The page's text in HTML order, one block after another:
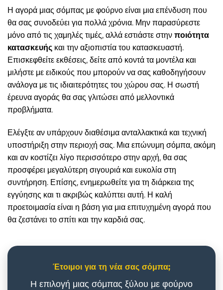
Η αγορά μιας σόμπας με φούρνο είναι μια επένδυση που
θα σας συνοδεύει για πολλά χρόνια. Μην παρασύρεστε
μόνο από τις χαμηλές τιμές, αλλά εστιάστε στην ποιότητα
κατασκευής και την αξιοπιστία του κατασκευαστή.
Επισκεφθείτε εκθέσεις, δείτε από κοντά τα μοντέλα και
μιλήστε με ειδικούς που μπορούν να σας καθοδηγήσουν
ανάλογα με τις ιδιαιτερότητες του χώρου σας. Η σωστή
έρευνα αγοράς θα σας γλιτώσει από μελλοντικά
προβλήματα.
Ελέγξτε αν υπάρχουν διαθέσιμα ανταλλακτικά και τεχνική
υποστήριξη στην περιοχή σας. Μια επώνυμη σόμπα, ακόμη
και αν κοστίζει λίγο περισσότερο στην αρχή, θα σας
προσφέρει μεγαλύτερη σιγουριά και ευκολία στη
συντήρηση. Επίσης, ενημερωθείτε για τη διάρκεια της
εγγύησης και τι ακριβώς καλύπτει αυτή. Η καλή
προετοιμασία είναι η βάση για μια επιτυχημένη αγορά που
θα ζεστάνει το σπίτι και την καρδιά σας.
Έτοιμοι για τη νέα σας σόμπα;
Η επιλογή μιας σόμπας ξύλου με φούρνο